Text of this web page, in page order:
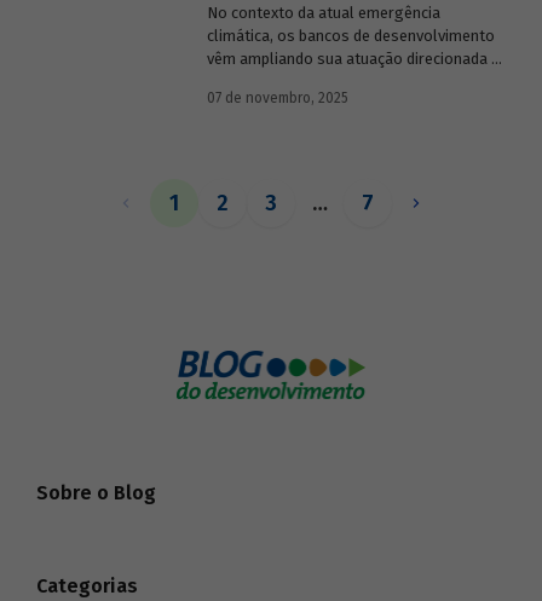
No contexto da atual emergência
climática, os bancos de desenvolvimento
vêm ampliando sua atuação direcionada à
e, consequentemente, buscado novas
bancos de desenvolvimento, comparando
07 de novembro, 2025
1 2 3 … 7
Sobre o Blog
Categorias